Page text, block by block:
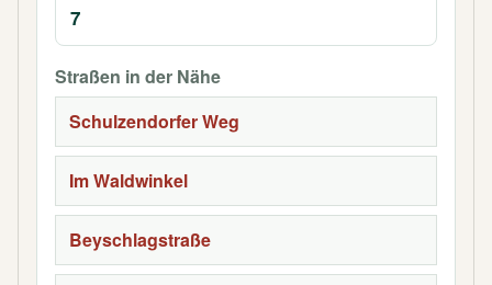
7
Straßen in der Nähe
Schulzendorfer Weg
Im Waldwinkel
Beyschlagstraße